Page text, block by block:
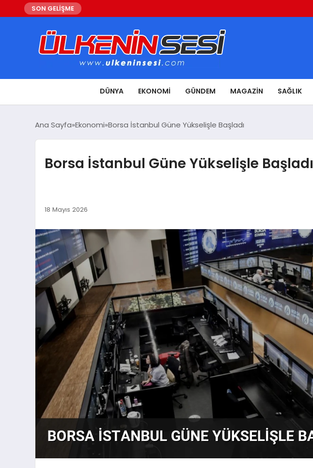
SON GELİŞME
DÜNYA EKONOMI GÜNDEM MAGAZIN SAĞLIK
Ana Sayfa Ekonomi Borsa İstanbul Güne Yükselişle Başladı
Borsa İstanbul Güne Yükselişle Başladı
18 Mayıs 2026